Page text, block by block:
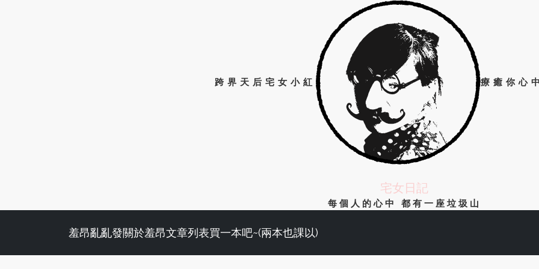
跨界天后宅女小紅 療癒你心
宅女日記
每個人的心中 都有一座垃圾山
羞昂亂亂發關於羞昂文章列表買一本吧~(兩本也課以)